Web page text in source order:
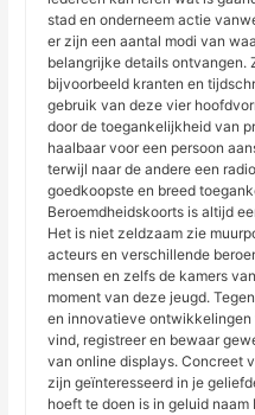
stad en onderneem actie
er zijn een aantal modi van
belangrijke details ontvangen.
bijvoorbeeld kranten en
gebruik van deze vier
door de toegankelijkheid van
haalbaar voor een persoon
terwijl naar de andere een
goedkoopste en breed
Beroemdheidskoorts is altijd
Het is niet zeldzaam zie
acteurs en verschillende
mensen en zelfs de kamers
moment van deze jeugd.
en innovatieve
vind, registreer en bewaar
van online displays. Concreet
zijn geïnteresseerd in je
hoeft te doen is in geluid